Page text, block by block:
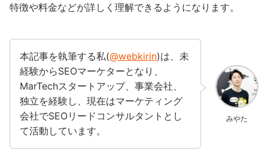
特徴や料金などが詳しく理解できるようになります。
みやた
本記事を執筆する私(@webkirin)は、未
経験からSEOマーケターとなり、
MarTechスタートアップ、事業会社、
独立を経験し、現在はマーケティング
会社でSEOリードコンサルタントとし
て活動しています。